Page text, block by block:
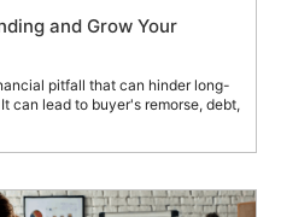
and Grow Your
pitfall that can hinder long-
can lead to buyer's remorse, debt,